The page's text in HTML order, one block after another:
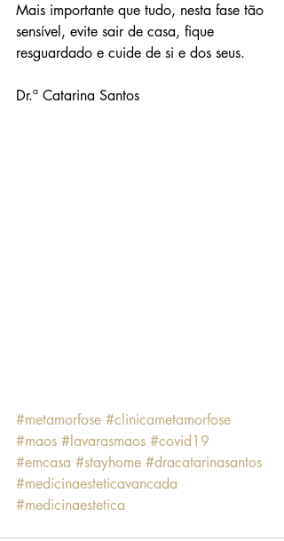
Mais importante que tudo, nesta fase tão
sensível, evite sair de casa, fique
resguardado e cuide de si e dos seus.
Dr.ª Catarina Santos
#metamorfose #clinicametamorfose
#maos #lavarasmaos #covid19
#emcasa #stayhome #dracatarinasantos
#medicinaesteticavancada
#medicinaestetica